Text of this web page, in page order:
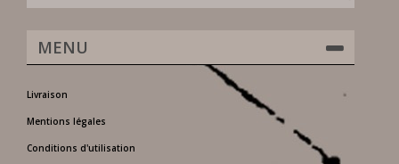
MENU
Livraison
Mentions légales
Conditions d'utilisation